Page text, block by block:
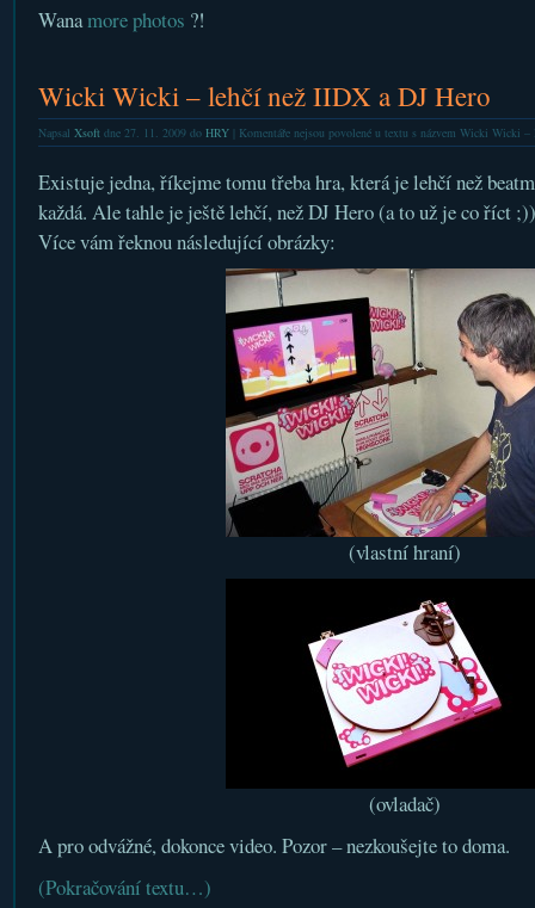
Wanamore photos ?!
Wicki Wicki – lehčí než IIDX a DJ Hero
Napsal Xsoftdne 27. 11. 2009 do HRY| Komentáře nejsou povolenéu textu s názvem Wicki Wicki –
Existuje jedna, říkejme tomu třeba hra, která je lehčí než
každá. Ale tahle je ještě lehčí, než DJ Hero (a to už je co říct
Více vám řeknou následující obrázky:
(vlastní hraní)
(ovladač)
A pro odvážné, dokonce video. Pozor – nezkoušejte to doma.
(Pokračování textu…)